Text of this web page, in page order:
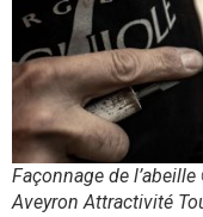
Façonnage de
Aveyron Attractivité